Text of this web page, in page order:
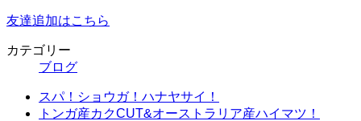
友達追加はこちら
カテゴリー
ブログ
スパ！ショウガ！ハナヤサイ！
トンガ産カクCUT&オーストラリア産ハイマツ！